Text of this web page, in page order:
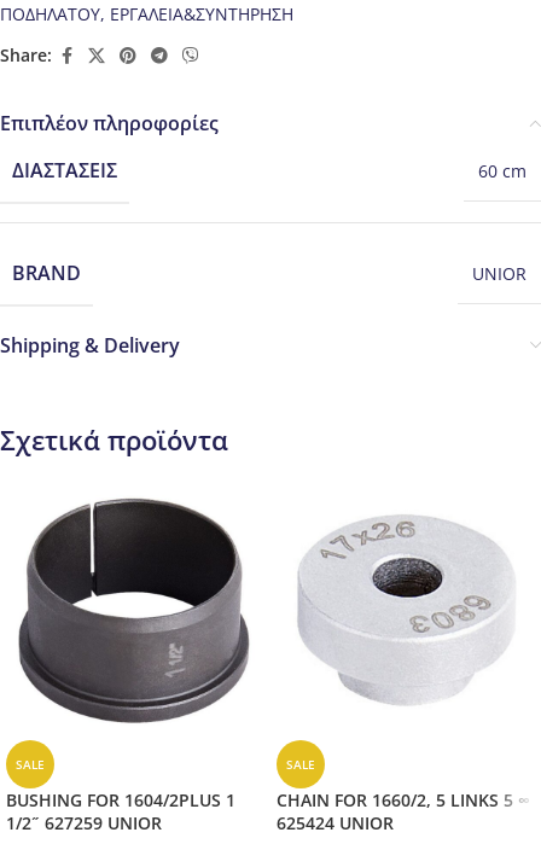
ΠΟΔΗΛΑΤΟΥ, ΕΡΓΑΛΕΙΑ&ΣΥΝΤΗΡΗΣΗ
Share:
Επιπλέον πληροφορίες
ΔΙΑΣΤΆΣΕΙΣ
60 cm
BRAND UNIOR
Shipping & Delivery
Σχετικά προϊόντα
SALE
BUSHING FOR 1604/2PLUS 1
1/2˝ 627259 UNIOR
SALE
CHAIN FOR 1660/2, 5 LINKS 5 ∞
625424 UNIOR